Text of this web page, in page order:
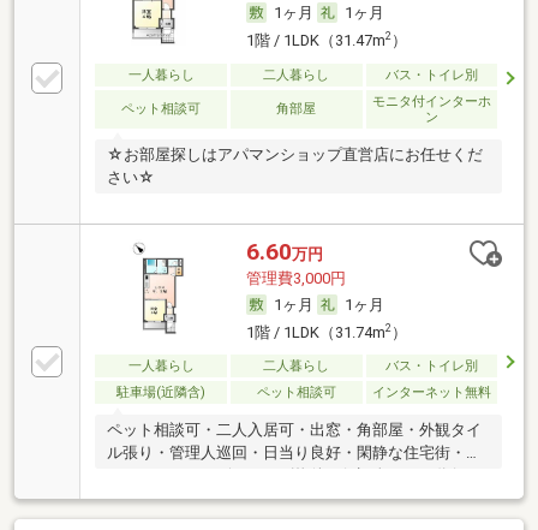
1ヶ月
1ヶ月
1階 / 1LDK（31.47m2）
一人暮らし 二人暮らし バス・トイレ別
ペット相談可 角部屋
モニタ付インターホ
ン
☆お部屋探しはアパマンショップ直営店にお任せくだ
さい☆
6.60万円
管理費3,000円
1ヶ月
1ヶ月
1階 / 1LDK（31.74m2）
一人暮らし 二人暮らし
バス・トイレ別
駐車場(近隣含)
ペット相談可 インターネット無料
ペット相談可・二人入居可・出窓・角部屋・外観タイ
ル張り・管理人巡回・日当り良好・閑静な住宅街・バ